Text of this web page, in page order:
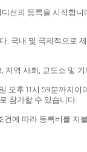
션의 등록을 시작합니
국내 및 국제적으로
역 사회, 교도소 및
오후 11시 59분까
참가할 수 있습니다.
에 따라 등록비를 지